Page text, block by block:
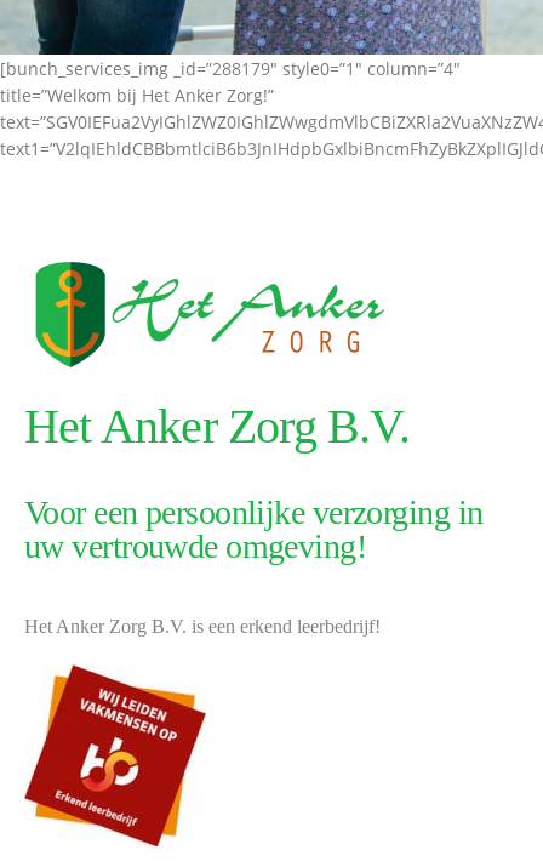
[bunch_services_img _id=”288179″ style0=”1″ column=”4″
title=”Welkom bij Het Anker Zorg!”
Het Anker Zorg B.V.
Voor een persoonlijke verzorging in
uw vertrouwde omgeving!
Het Anker Zorg B.V. is een erkend leerbedrijf!